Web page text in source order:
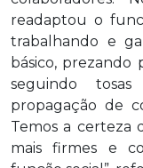
readaptou o
trabalhando e
básico, prezando
seguindo
propagação de
Temos a certeza
mais firmes e